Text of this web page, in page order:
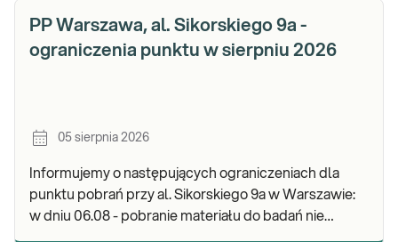
PP Warszawa, al. Sikorskiego 9a -
ograniczenia punktu w sierpniu 2026
05 sierpnia 2026
Informujemy o następujących ograniczeniach dla
punktu pobrań przy al. Sikorskiego 9a w Warszawie:
w dniu 06.08 - pobranie materiału do badań nie